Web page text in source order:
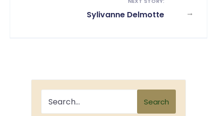
→
Sylivanne Delmotte
Search